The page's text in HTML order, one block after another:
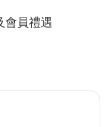
會員禮遇